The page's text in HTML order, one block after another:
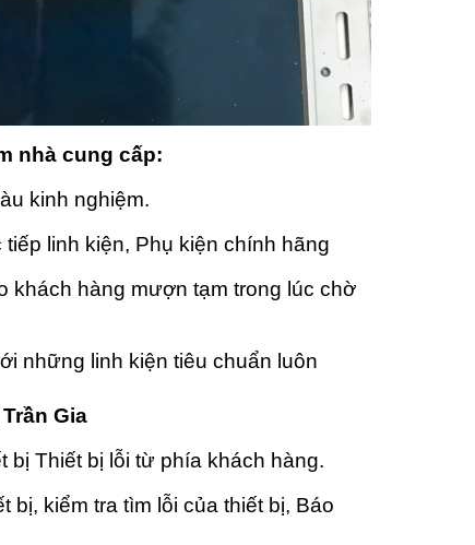
nhà cung cấp:
kinh nghiệm.
linh kiện, Phụ kiện chính hãng
khách hàng mượn tạm trong lúc chờ
những linh kiện tiêu chuẩn luôn
Gia
bị Thiết bị lỗi từ phía khách hàng.
bị, kiểm tra tìm lỗi của thiết bị, Báo